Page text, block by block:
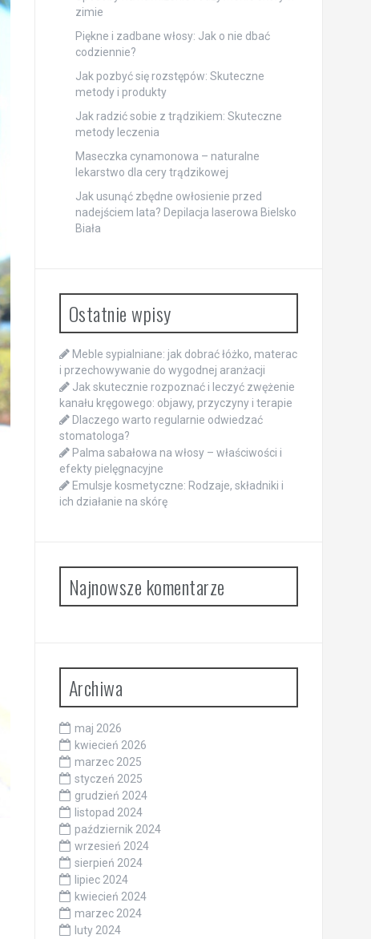
zimie
Piękne i zadbane włosy: Jak o nie dbać
codziennie?
Jak pozbyć się rozstępów: Skuteczne
metody i produkty
Jak radzić sobie z trądzikiem: Skuteczne
metody leczenia
Maseczka cynamonowa – naturalne
lekarstwo dla cery trądzikowej
Jak usunąć zbędne owłosienie przed
nadejściem lata? Depilacja laserowa Bielsko
Biała
Ostatnie wpisy
Meble sypialniane: jak dobrać łóżko, materac
i przechowywanie do wygodnej aranżacji
Jak skutecznie rozpoznać i leczyć zwężenie
kanału kręgowego: objawy, przyczyny i terapie
Dlaczego warto regularnie odwiedzać
stomatologa?
Palma sabałowa na włosy – właściwości i
efekty pielęgnacyjne
Emulsje kosmetyczne: Rodzaje, składniki i
ich działanie na skórę
Najnowsze komentarze
Archiwa
maj 2026
kwiecień 2026
marzec 2025
styczeń 2025
grudzień 2024
listopad 2024
październik 2024
wrzesień 2024
sierpień 2024
lipiec 2024
kwiecień 2024
marzec 2024
luty 2024